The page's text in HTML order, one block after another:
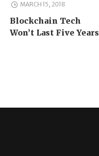
MARCH 15, 2018
Blockchain Tech
Won’t Last Five Years